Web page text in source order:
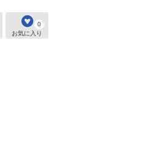
お気に入り
0